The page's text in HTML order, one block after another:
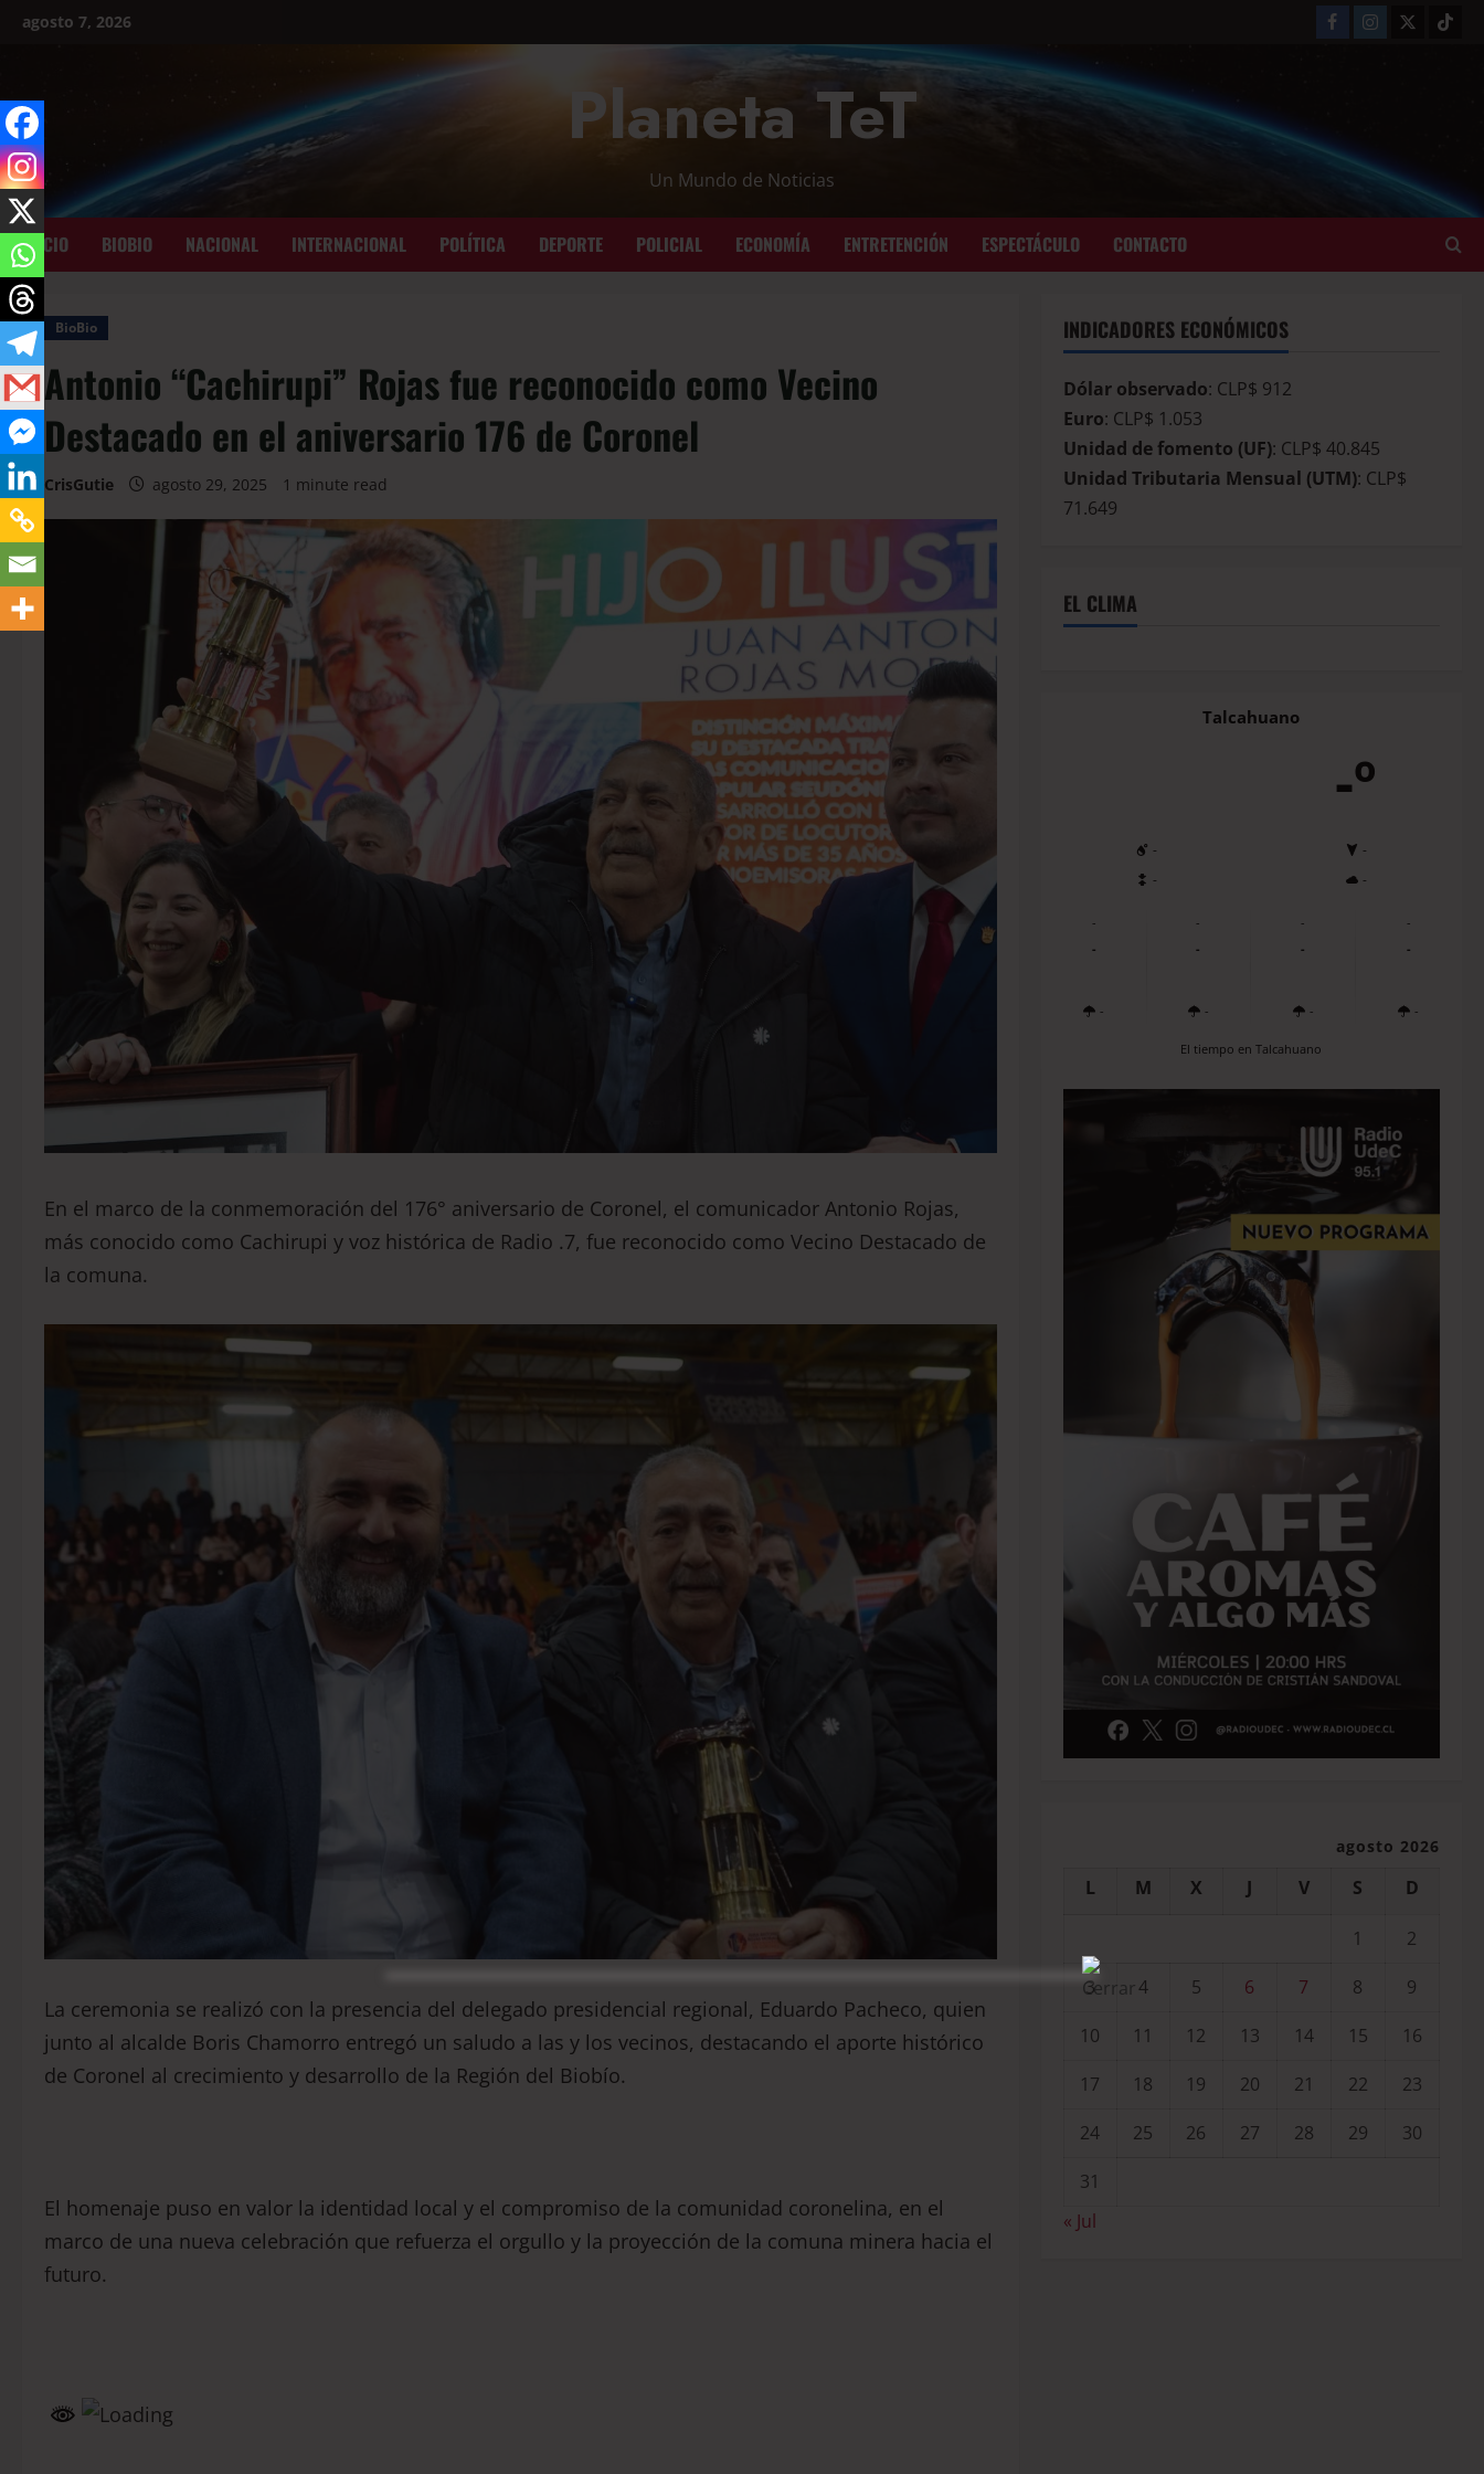
agosto 7, 2026
Planeta TeT
Un Mundo de Noticias
INICIO BIOBIO NACIONAL INTERNACIONAL POLÍTICA DEPORTE POLICIAL ECONOMÍA ENTRETENCIÓN ESPECTÁCULO CONTACTO
BioBio
Antonio “Cachirupi” Rojas fue reconocido como Vecino
Destacado en el aniversario 176 de Coronel
CrisGutie agosto 29, 2025 1 minute read
En el marco de la conmemoración del 176° aniversario de Coronel, el comunicador Antonio Rojas,
más conocido como Cachirupi y voz histórica de Radio .7, fue reconocido como Vecino Destacado de
la comuna.
La ceremonia se realizó con la presencia del delegado presidencial regional, Eduardo Pacheco, quien
junto al alcalde Boris Chamorro entregó un saludo a las y los vecinos, destacando el aporte histórico
de Coronel al crecimiento y desarrollo de la Región del Biobío.
El homenaje puso en valor la identidad local y el compromiso de la comunidad coronelina, en el
marco de una nueva celebración que refuerza el orgullo y la proyección de la comuna minera hacia el
futuro.
INDICADORES ECONÓMICOS
Dólar observado: CLP$ 912
Euro: CLP$ 1.053
Unidad de fomento (UF): CLP$ 40.845
Unidad Tributaria Mensual (UTM): CLP$
71.649
EL CLIMA
Talcahuano
-º
-
-
-
-
-
-
-
-
-
-
-
-
-
-
-
-
El tiempo en Talcahuano
agosto 2026
L M X J V S D
1
2
3
4 5 6 7 8
9
10
11 12 13 14 15
16
17
18 19 20 21 22
23
24
25 26 27 28 29
30
31
« Jul